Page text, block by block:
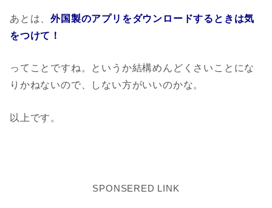
あとは、外国製のアプリをダウンロードするときは気
をつけて！
ってことですね。というか結構めんどくさいことにな
りかねないので、しない方がいいのかな。
以上です。
SPONSERED LINK